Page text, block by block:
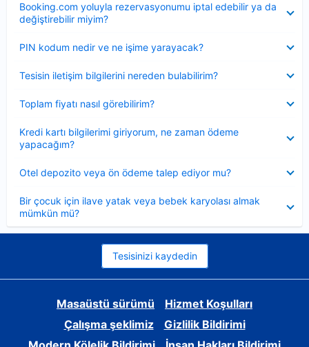
Booking.com yoluyla rezervasyonumu iptal edebilir ya da
değiştirebilir miyim?
PIN kodum nedir ve ne işime yarayacak?
Tesisin iletişim bilgilerini nereden bulabilirim?
Toplam fiyatı nasıl görebilirim?
Kredi kartı bilgilerimi giriyorum, ne zaman ödeme
yapacağım?
Otel depozito veya ön ödeme talep ediyor mu?
Bir çocuk için ilave yatak veya bebek karyolası almak
mümkün mü?
Tesisinizi kaydedin
Masaüstü sürümü
Hizmet Koşulları
Çalışma şeklimiz
Gizlilik Bildirimi